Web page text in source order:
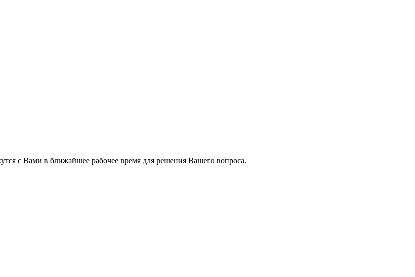
с Вами в ближайшее рабочее время для решения Вашего вопроса.